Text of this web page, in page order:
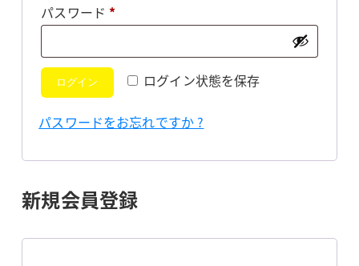
パスワード *必
ログイン状態を保存
ログイン
パスワードをお忘れですか ?
新規会員登録